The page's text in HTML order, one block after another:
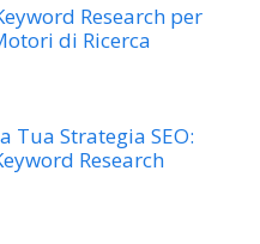
Research per
di Ricerca
Tua Strategia SEO:
Research